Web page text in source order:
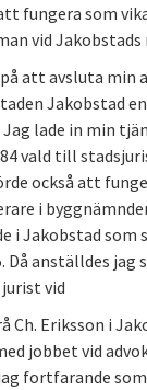
fungera som
vid
att avsluta min
Jakobstad
lade in min
vald till
också att
i
i Jakobstad som
Då anställdes jag
vid
Ch. Eriksson i
jobbet vid
fortfarande som